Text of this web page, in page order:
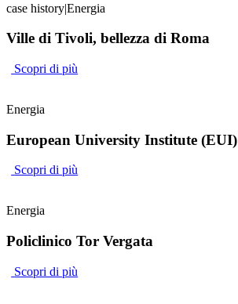
case history|Energia
Ville di Tivoli, bellezza di Roma
Scopri di più
Energia
European University Institute (EUI)
Scopri di più
Energia
Policlinico Tor Vergata
Scopri di più